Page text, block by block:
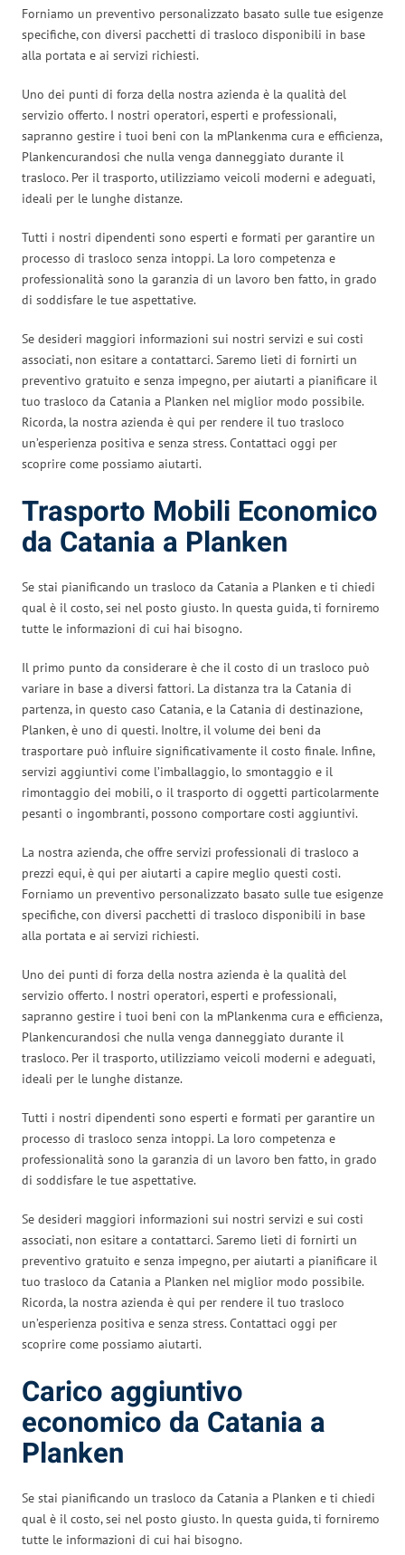
Forniamo un preventivo personalizzato basato sulle tue esigenze
specifiche, con diversi pacchetti di trasloco disponibili in base
alla portata e ai servizi richiesti.
Uno dei punti di forza della nostra azienda è la qualità del
servizio offerto. I nostri operatori, esperti e professionali,
sapranno gestire i tuoi beni con la mPlankenma cura e efficienza,
Plankencurandosi che nulla venga danneggiato durante il
trasloco. Per il trasporto, utilizziamo veicoli moderni e adeguati,
ideali per le lunghe distanze.
Tutti i nostri dipendenti sono esperti e formati per garantire un
processo di trasloco senza intoppi. La loro competenza e
professionalità sono la garanzia di un lavoro ben fatto, in grado
di soddisfare le tue aspettative.
Se desideri maggiori informazioni sui nostri servizi e sui costi
associati, non esitare a contattarci. Saremo lieti di fornirti un
preventivo gratuito e senza impegno, per aiutarti a pianificare il
tuo trasloco da Catania a Planken nel miglior modo possibile.
Ricorda, la nostra azienda è qui per rendere il tuo trasloco
un’esperienza positiva e senza stress. Contattaci oggi per
scoprire come possiamo aiutarti.
Trasporto Mobili Economico
da Catania a Planken
Se stai pianificando un trasloco da Catania a Planken e ti chiedi
qual è il costo, sei nel posto giusto. In questa guida, ti forniremo
tutte le informazioni di cui hai bisogno.
Il primo punto da considerare è che il costo di un trasloco può
variare in base a diversi fattori. La distanza tra la Catania di
partenza, in questo caso Catania, e la Catania di destinazione,
Planken, è uno di questi. Inoltre, il volume dei beni da
trasportare può influire significativamente il costo finale. Infine,
servizi aggiuntivi come l’imballaggio, lo smontaggio e il
rimontaggio dei mobili, o il trasporto di oggetti particolarmente
pesanti o ingombranti, possono comportare costi aggiuntivi.
La nostra azienda, che offre servizi professionali di trasloco a
prezzi equi, è qui per aiutarti a capire meglio questi costi.
Forniamo un preventivo personalizzato basato sulle tue esigenze
specifiche, con diversi pacchetti di trasloco disponibili in base
alla portata e ai servizi richiesti.
Uno dei punti di forza della nostra azienda è la qualità del
servizio offerto. I nostri operatori, esperti e professionali,
sapranno gestire i tuoi beni con la mPlankenma cura e efficienza,
Plankencurandosi che nulla venga danneggiato durante il
trasloco. Per il trasporto, utilizziamo veicoli moderni e adeguati,
ideali per le lunghe distanze.
Tutti i nostri dipendenti sono esperti e formati per garantire un
processo di trasloco senza intoppi. La loro competenza e
professionalità sono la garanzia di un lavoro ben fatto, in grado
di soddisfare le tue aspettative.
Se desideri maggiori informazioni sui nostri servizi e sui costi
associati, non esitare a contattarci. Saremo lieti di fornirti un
preventivo gratuito e senza impegno, per aiutarti a pianificare il
tuo trasloco da Catania a Planken nel miglior modo possibile.
Ricorda, la nostra azienda è qui per rendere il tuo trasloco
un’esperienza positiva e senza stress. Contattaci oggi per
scoprire come possiamo aiutarti.
Carico aggiuntivo
economico da Catania a
Planken
Se stai pianificando un trasloco da Catania a Planken e ti chiedi
qual è il costo, sei nel posto giusto. In questa guida, ti forniremo
tutte le informazioni di cui hai bisogno.